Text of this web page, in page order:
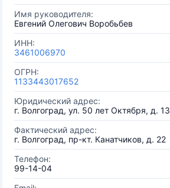
Имя руководителя:
Евгений Олегович Воробьбев
ИНН:
3461006970
ОГРН:
1133443017652
Юридический адрес:
г. Волгоград, ул. 50 лет Октября, д. 13
Фактический адрес:
г. Волгоград, пр-кт. Канатчиков, д. 22
Телефон:
99-14-04